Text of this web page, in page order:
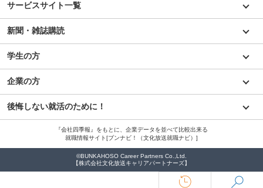
サービスサイト一覧
新聞・雑誌購読
学生の方
企業の方
後悔しない就活のために！
『会社四季報』をもとに、企業データを並べて比較出来る
就職情報サイト[ブンナビ！（文化放送就職ナビ）]
©BUNKAHOSO Career Partners Co.,Ltd.
【株式会社文化放送キャリアパートナーズ】